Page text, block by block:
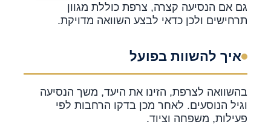
גם אם הנסיעה קצרה, צרפת כוללת מגוון
תרחישים ולכן כדאי לבצע השוואה מדויקת.
איך להשוות בפועל
בהשוואה לצרפת, הזינו את היעד, משך הנסיעה
וגיל הנוסעים. לאחר מכן בדקו הרחבות לפי
פעילות, משפחה וציוד.